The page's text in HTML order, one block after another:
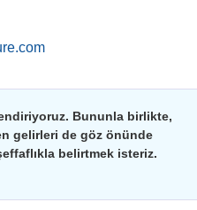
Bununla birlikte,
gelirleri de göz önünde
belirtmek isteriz.